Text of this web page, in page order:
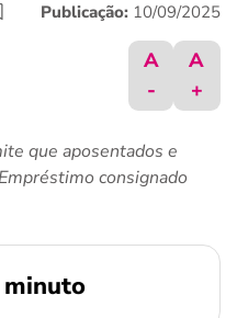
Publicação: 10/09/2025
A
-
A
+
que aposentados e
consignado
minuto